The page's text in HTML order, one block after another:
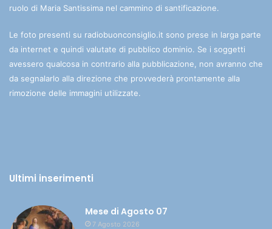
ruolo di Maria Santissima nel cammino di santificazione.
Le foto presenti su radiobuonconsiglio.it sono prese in larga parte
da internet e quindi valutate di pubblico dominio. Se i soggetti
avessero qualcosa in contrario alla pubblicazione, non avranno che
da segnalarlo alla direzione che provvederà prontamente alla
rimozione delle immagini utilizzate.
Ultimi inserimenti
Mese di Agosto 07
7 Agosto 2026